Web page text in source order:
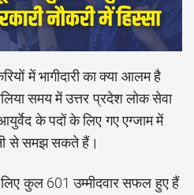
में भागीदारी का क्या आलम है
समय में उत्तर प्रदेश लोक सेवा
के पदों के लिए गए एग्जाम में
से समझ सकते हैं।
कुल 601 उम्मीदवार सफल हुए हैं